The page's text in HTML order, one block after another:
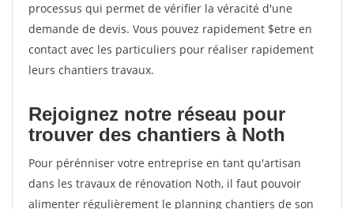
processus qui permet de vérifier la véracité d'une
demande de devis. Vous pouvez rapidement $etre en
contact avec les particuliers pour réaliser rapidement
leurs chantiers travaux.
Rejoignez notre réseau pour
trouver des chantiers à Noth
Pour pérénniser votre entreprise en tant qu'artisan
dans les travaux de rénovation Noth, il faut pouvoir
alimenter régulièrement le planning chantiers de son